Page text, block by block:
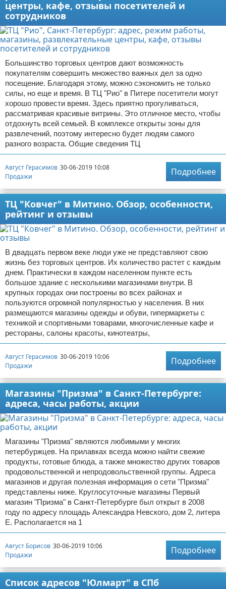
центры, кафе, отзывы посетителей и
сотрудников
Большинство торговых центров дают возможность
покупателям совершить множество важных дел за одно
посещение. Благодаря этому, можно сэкономить не только
силы, но еще и время. В ТЦ "Рио" в Питере посетители могут
хорошо провести время. Здесь приятно прогуливаться,
рассматривая красивые витрины. Это отличное место, чтобы
отдохнуть всей семьей. В комплексе открыты зоны для
развлечений, поэтому интересно будет людям самого
разного возраста. Общие сведения ТЦ
Август Герасимов 30-06-2019 10:08
Продажи
Подробнее
ТЦ "Ковчег" в Митино. Обзор, особенности,
рейтинг и отзывы
В двадцать первом веке люди уже не представляют свою
жизнь без торговых центров. Их количество растет с каждым
днем. Практически в каждом населенном пункте есть
большое здание с несколькими магазинами внутри. В
крупных городах они построены во всех районах и
пользуются огромной популярностью у населения. В них
размещаются магазины одежды и обуви, гипермаркеты с
техникой и спортивными товарами, многочисленные кафе и
рестораны, салоны красоты, кинотеатры,
Август Герасимов 30-06-2019 10:06
Продажи
Подробнее
Магазины "Призма" в Санкт-Петербурге:
адреса, часы работы, акции
Магазины "Призма" являются любимыми у многих
петербуржцев. На прилавках всегда можно найти свежие
продукты, готовые блюда, а также множество других товаров
продовольственной и непродовольственной группы. Адреса
магазинов и другая полезная информация о сети "Призма"
представлены ниже. Круглосуточные магазины Первый
магазин "Призма" в Санкт-Петербурге был открыт в 2008
году по адресу площадь Александра Невского, дом 2, литера
Е. Располагается на 1
Август Борисов 30-06-2019 10:06
Продажи
Подробнее
Список адресов "Юлмарт" в СПб